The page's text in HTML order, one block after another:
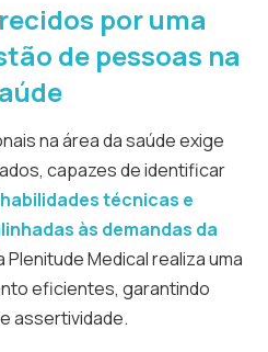
por uma
de pessoas na
na área da saúde exige
capazes de identificar
habilidades técnicas e
às demandas da
Plenitude Medical realiza uma
eficientes, garantindo
assertividade.